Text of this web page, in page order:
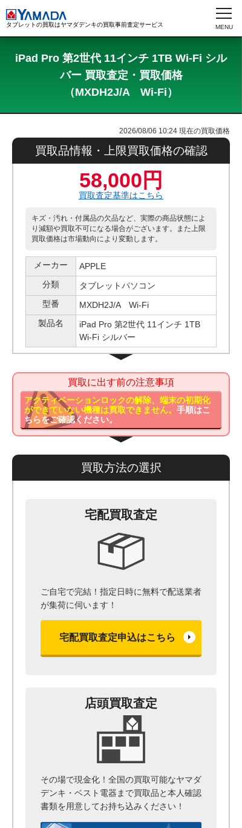
タブレットの買取はヤマダデンキの買取事前査定サービス
iPad Pro 第2世代 11インチ 1TB Wi-Fi シル
バー 買取査定・買取価格
（MXDH2J/A Wi-Fi）
2026/08/06 10:24 現在の買取価格
買取品情報・上限買取価格の確認
58,000円
買取査定基準はこちら
キズ・汚れ・付属品の欠品など、実際の商品状態によ
り減額や買取不可になる場合がございます。また上限
買取価格は市場動向により変動します。
メーカー
APPLE
分類
タブレットパソコン
型番
MXDH2J/A Wi-Fi
製品名
iPad Pro 第2世代 11インチ 1TB
Wi-Fi シルバー
買取に出す前の注意事項
アクティベーションロックの解除、端末の初期化
ができていない機種は買取できません。手順はこ
ちらをご確認ください。
買取方法の選択
宅配買取査定
ご自宅で完結！指定日時に無料で配送業者
が集荷に伺います！
宅配買取査定申込はこちら
店頭買取査定
その場で現金化！全国の買取可能なヤマダ
デンキ・ベスト電器まで買取品と本人確認
書類を用意してお持ち込みください！